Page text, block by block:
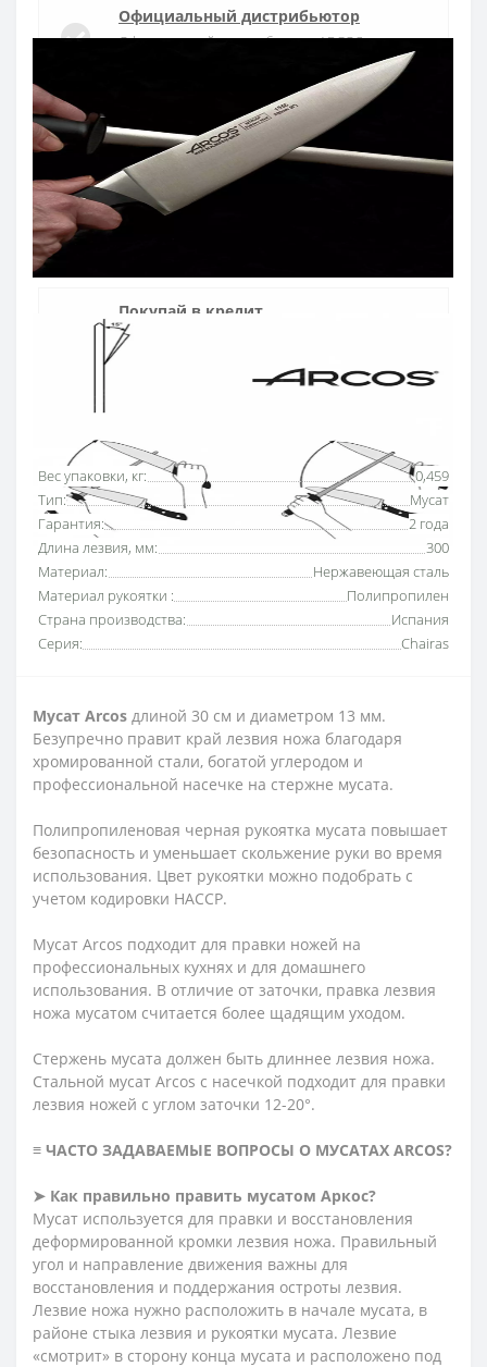
Основные характеристики Все характеристики
Вес упаковки, кг:
0,459
Тип:
Мусат
Гарантия:
2 года
Длина лезвия, мм:
300
Материал:
Нержавеющая сталь
Материал рукоятки :
Полипропилен
Страна производства:
Испания
Серия:
Chairas
Официальный дистрибьютор
Официальный дистрибьютор ARCOS в
Быстрая доставка
Доставка в течении 1-3 дней по Украине
Гарантия качества
Покупай в кредит
Оплата частями или мгновенная рассрочка
Мусат Arcos длиной 30 см и диаметром 13 мм.
Безупречно правит край лезвия ножа благодаря
хромированной стали, богатой углеродом и
профессиональной насечке на стержне мусата.
Полипропиленовая черная рукоятка мусата повышает
безопасность и уменьшает скольжение руки во время
использования. Цвет рукоятки можно подобрать с
учетом кодировки HACCP.
Мусат Arcos подходит для правки ножей на
профессиональных кухнях и для домашнего
использования. В отличие от заточки, правка лезвия
ножа мусатом считается более щадящим уходом.
Стержень мусата должен быть длиннее лезвия ножа.
Стальной мусат Arcos с насечкой подходит для правки
лезвия ножей с углом заточки 12-20°.
≡ ЧАСТО ЗАДАВАЕМЫЕ ВОПРОСЫ О МУСАТАХ ARCOS?
➤ Как правильно править мусатом Аркос?
Мусат используется для правки и восстановления
деформированной кромки лезвия ножа. Правильный
угол и направление движения важны для
восстановления и поддержания остроты лезвия.
Лезвие ножа нужно расположить в начале мусата, в
районе стыка лезвия и рукоятки мусата. Лезвие
«смотрит» в сторону конца мусата и расположено под